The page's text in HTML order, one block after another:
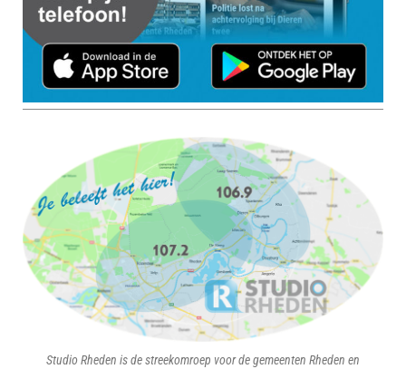
Studio Rheden is de streekomroep voor de gemeenten Rheden en